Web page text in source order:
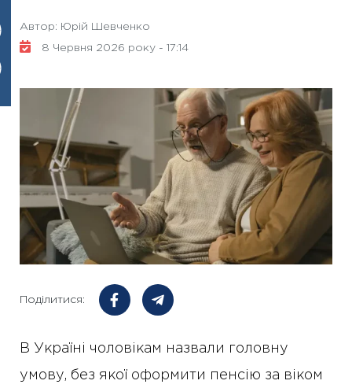
Автор: Юрій Шевченко
8 Червня 2026 року - 17:14
Поділитися:
В Україні чоловікам назвали головну
умову, без якої оформити пенсію за віком